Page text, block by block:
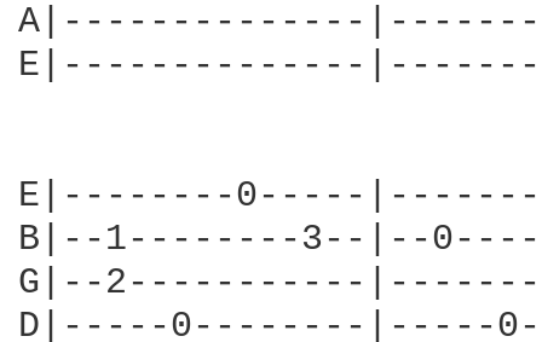
A|--------------
E|--------------
E|--------0-----
B|--1--------3--|--
G|--2-----------
D|-----0--------|-----